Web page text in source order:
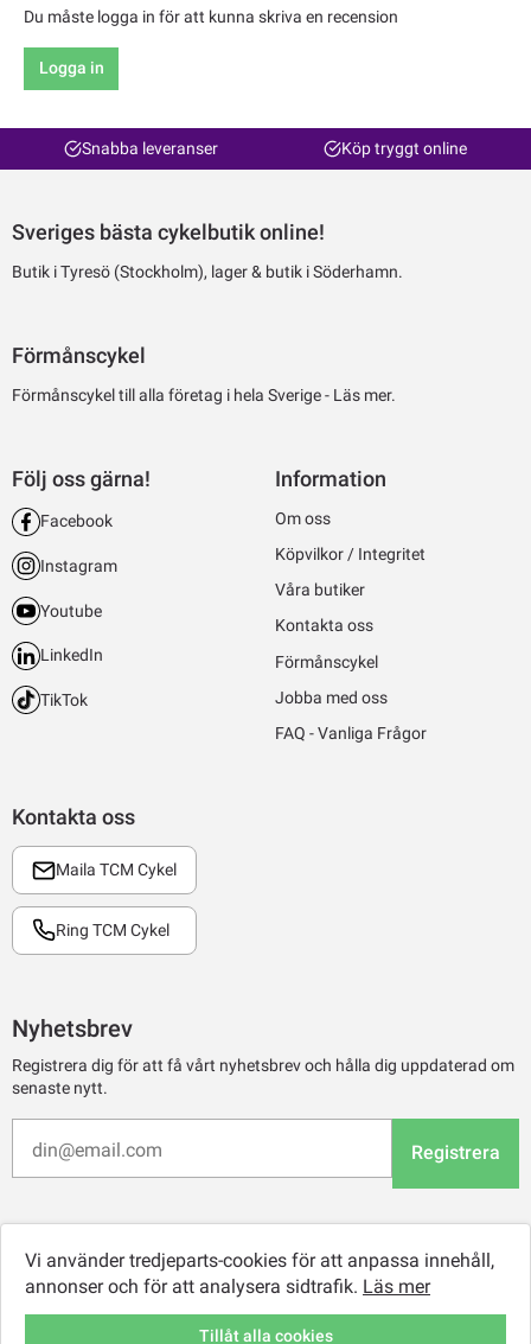
Du måste logga in för att kunna skriva en recension
Logga in
Snabba leveranser Köp tryggt online
Sveriges bästa cykelbutik online!
Butik i Tyresö (Stockholm), lager & butik i Söderhamn.
Förmånscykel
Förmånscykel till alla företag i hela Sverige - Läs mer.
Kontakta oss
Maila TCM Cykel
Ring TCM Cykel
Följ oss gärna!
Facebook
Instagram
Youtube
LinkedIn
TikTok
Information
Om oss
Köpvilkor / Integritet
Våra butiker
Kontakta oss
Förmånscykel
Jobba med oss
FAQ - Vanliga Frågor
Nyhetsbrev
Registrera dig för att få vårt nyhetsbrev och hålla dig uppdaterad om
senaste nytt.
Registrera
Vi använder tredjeparts-cookies för att anpassa innehåll,
annonser och för att analysera sidtrafik. Läs mer
Tillåt alla cookies